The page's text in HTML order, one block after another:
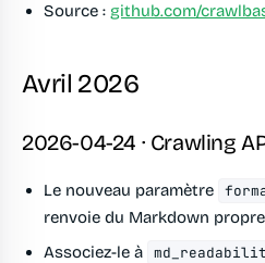
Source : github.com/
Avril 2026
2026-04-24 · Crawling
Le nouveau paramètre
renvoie du Markdown
Associez-le à